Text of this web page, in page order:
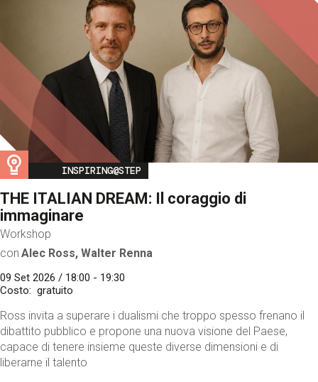
Image
INSPIRING@STEP
THE ITALIAN DREAM: Il coraggio di
immaginare
Workshop
con Alec Ross, Walter Renna
09 Set 2026 / 18:00 - 19:30
Costo
gratuito
Ross invita a superare i dualismi che troppo spesso frenano il
dibattito pubblico e propone una nuova visione del Paese,
capace di tenere insieme queste diverse dimensioni e di
liberarne il talento